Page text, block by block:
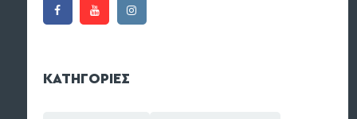
ΚΑΤΗΓΟΡΙΕΣ